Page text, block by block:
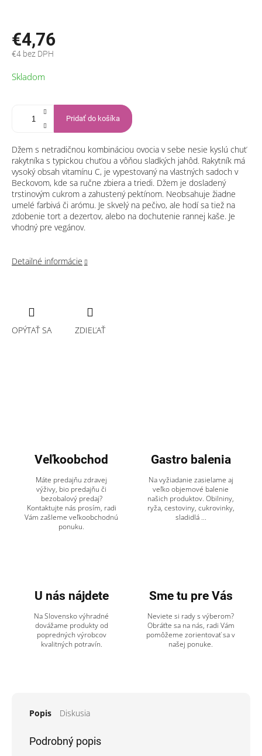
€4,76
€4 bez DPH
cena:
Skladom
Pridať do košíka
Džem s netradičnou kombináciou ovocia v sebe nesie kyslú chuť
rakytníka s typickou chuťou a vôňou sladkých jahôd. Rakytník má
vysoký obsah vitamínu C, je vypestovaný na vlastných sadoch v
Beckovom, kde sa ručne zbiera a triedi. Džem je dosladený
trstinovým cukrom a zahustený pektínom. Neobsahuje žiadne
umelé farbivá či arómu. Je skvelý na pečivo, ale hodí sa tiež na
zdobenie tort a dezertov, alebo na dochutenie rannej kaše. Je
vhodný pre vegánov.
Detailné informácie
OPÝTAŤ SA ZDIEĽAŤ
Veľkoobchod
Máte predajňu zdravej
výživy, bio predajňu či
bezobalový predaj?
Kontaktujte nás prosím, radi
Vám zašleme veľkoobchodnú
ponuku.
Gastro balenia
Na vyžiadanie zasielame aj
veľko objemové balenie
našich produktov. Obilniny,
ryža, cestoviny, cukrovinky,
sladidlá ...
U nás nájdete
Na Slovensko výhradné
dovážame produkty od
popredných výrobcov
kvalitných potravín.
Sme tu pre Vás
Neviete si rady s výberom?
Obráťte sa na nás, radi Vám
pomôžeme zorientovať sa v
našej ponuke.
Popis Diskusia
Podrobný popis